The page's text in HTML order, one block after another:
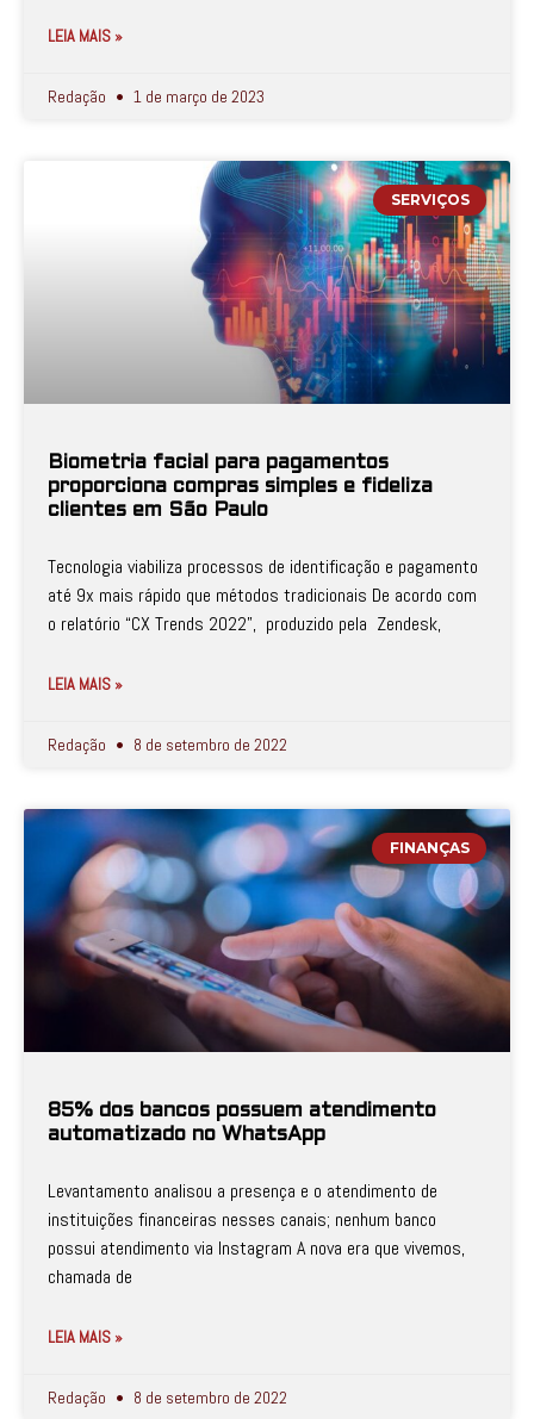
LEIA MAIS »
Redação 1 de março de 2023
SERVIÇOS
Biometria facial para pagamentos
proporciona compras simples e fideliza
clientes em São Paulo
Tecnologia viabiliza processos de identificação e pagamento
até 9x mais rápido que métodos tradicionais De acordo com
o relatório “CX Trends 2022”, produzido pela Zendesk,
LEIA MAIS »
Redação 8 de setembro de 2022
FINANÇAS
85% dos bancos possuem atendimento
automatizado no WhatsApp
Levantamento analisou a presença e o atendimento de
instituições financeiras nesses canais; nenhum banco
possui atendimento via Instagram A nova era que vivemos,
chamada de
LEIA MAIS »
Redação 8 de setembro de 2022